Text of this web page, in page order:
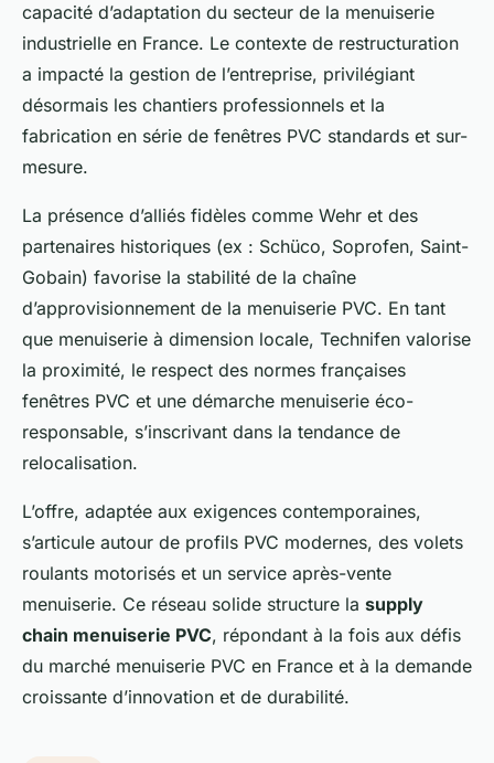
capacité d’adaptation du secteur de la menuiserie
industrielle en France. Le contexte de restructuration
a impacté la gestion de l’entreprise, privilégiant
désormais les chantiers professionnels et la
fabrication en série de fenêtres PVC standards et sur-
mesure.
La présence d’alliés fidèles comme Wehr et des
partenaires historiques (ex : Schüco, Soprofen, Saint-
Gobain) favorise la stabilité de la chaîne
d’approvisionnement de la menuiserie PVC. En tant
que menuiserie à dimension locale, Technifen valorise
la proximité, le respect des normes françaises
fenêtres PVC et une démarche menuiserie éco-
responsable, s’inscrivant dans la tendance de
relocalisation.
L’offre, adaptée aux exigences contemporaines,
s’articule autour de profils PVC modernes, des volets
roulants motorisés et un service après-vente
menuiserie. Ce réseau solide structure la supply
chain menuiserie PVC, répondant à la fois aux défis
du marché menuiserie PVC en France et à la demande
croissante d’innovation et de durabilité.